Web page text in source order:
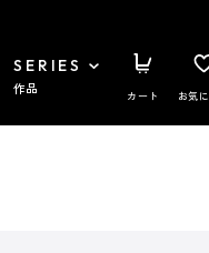
SERIES
作品 カート お気